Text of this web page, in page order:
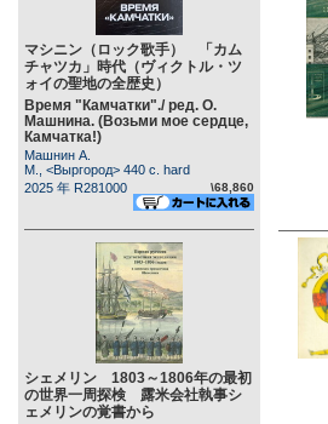
マシニン（ロック歌手） 「カム
チャツカ」時代（ヴィクトル・ツ
ォイの聖地の全歴史）
Время "Камчатки"./ ред. О.
Машнина. (Возьми мое сердце,
Камчатка!)
Машнин А.
М., <Выргород> 440 c. hard
2025 年 R281000
\68,860
シェメリン 1803～1806年の最初
の世界一周探検 露米会社執事シ
ェメリンの覚書から